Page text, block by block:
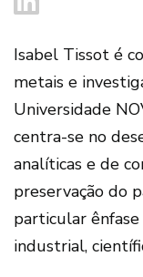
Isabel Tissot é
metais e
Universidade
centra-se no
analíticas e de
preservação do
particular
industrial,